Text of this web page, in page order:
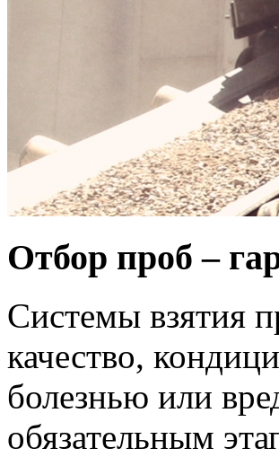
Отбор проб –
Системы взятия
качество,
болезнью или
обязательным